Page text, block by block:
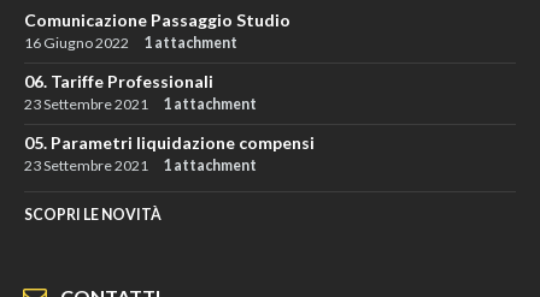
Comunicazione Passaggio Studio
16 Giugno 2022 1 attachment
06. Tariffe Professionali
23 Settembre 2021 1 attachment
05. Parametri liquidazione compensi
23 Settembre 2021 1 attachment
SCOPRI LE NOVITÀ